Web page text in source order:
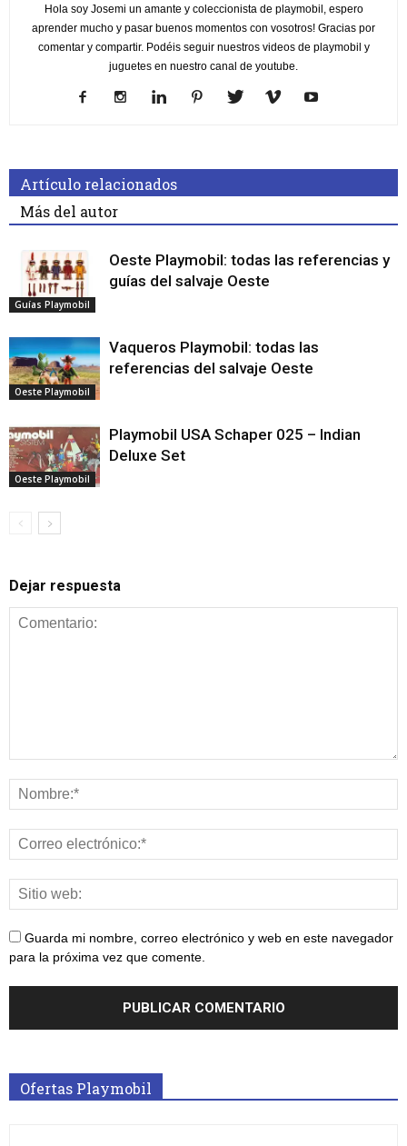
Hola soy Josemi un amante y coleccionista de playmobil, espero
aprender mucho y pasar buenos momentos con vosotros! Gracias por
comentar y compartir. Podéis seguir nuestros videos de playmobil y
juguetes en nuestro canal de youtube.
Artículo relacionados
Más del autor
Guías Playmobil
Oeste Playmobil: todas las referencias y
guías del salvaje Oeste
Oeste Playmobil
Vaqueros Playmobil: todas las
referencias del salvaje Oeste
Oeste Playmobil
Playmobil USA Schaper 025 – Indian
Deluxe Set
Dejar respuesta
Guarda mi nombre, correo electrónico y web en este navegador
para la próxima vez que comente.
Ofertas Playmobil